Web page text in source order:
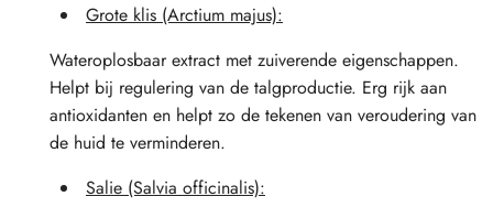
Grote klis (Arctium majus):
Wateroplosbaar extract met zuiverende eigenschappen.
Helpt bij regulering van de talgproductie. Erg rijk aan
antioxidanten en helpt zo de tekenen van veroudering van
de huid te verminderen.
Salie (Salvia officinalis):